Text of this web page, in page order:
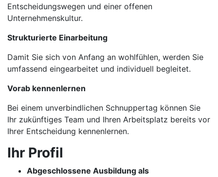
Entscheidungswegen und einer offenen
Unternehmenskultur.
Strukturierte Einarbeitung
Damit Sie sich von Anfang an wohlfühlen, werden Sie
umfassend eingearbeitet und individuell begleitet.
Vorab kennenlernen
Bei einem unverbindlichen Schnuppertag können Sie
Ihr zukünftiges Team und Ihren Arbeitsplatz bereits vor
Ihrer Entscheidung kennenlernen.
Ihr Profil
Abgeschlossene Ausbildung als